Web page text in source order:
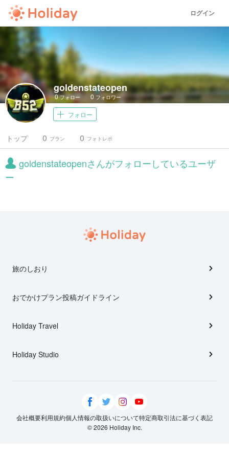
ログイン
goldenstateopen
0フォロー 0 フォロワー
フォロー
トップ プラン
0 フォトレポ
0
goldenstateopenさんがフォローしているユーザ
ー
旅のしおり
おでかけプラン投稿ガイドライン
Holiday Travel
Holiday Studio
会社概要利用規約個人情報の取扱いについて特定商取引法に基づく表記
© 2026 Holiday Inc.